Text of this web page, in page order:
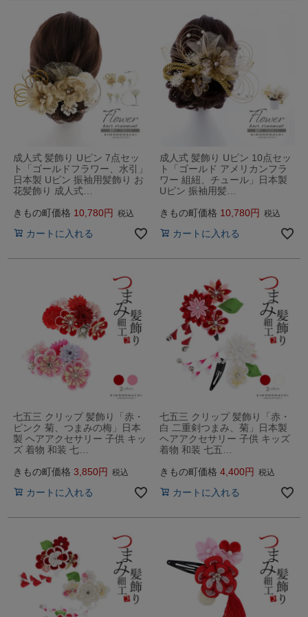
成人式 髪飾り Uピン 7点セッ
ト「ゴールドフラワー、水引」
日本製 Uピン 振袖用髪飾り お
花髪飾り 成人式…
きもの町価格 10,780 税込
カートに入れる
成人式 髪飾り Uピン 10点セッ
ト「ゴールド アメリカンフラ
ワー 組紐、チュール」日本製
Uピン 振袖用髪…
きもの町価格 10,780 税込
カートに入れる
七五三 クリップ 髪飾り「赤・
ピンク 菊、つまみの梅」日本
製 ヘアアクセサリー 子供 キッ
ズ 着物 和装 七…
きもの町価格 3,850 税込
カートに入れる
七五三 クリップ 髪飾り「赤・
白 二重剣つまみ、菊」日本製
ヘアアクセサリー 子供 キッズ
着物 和装 七五…
きもの町価格 4,400 税込
カートに入れる